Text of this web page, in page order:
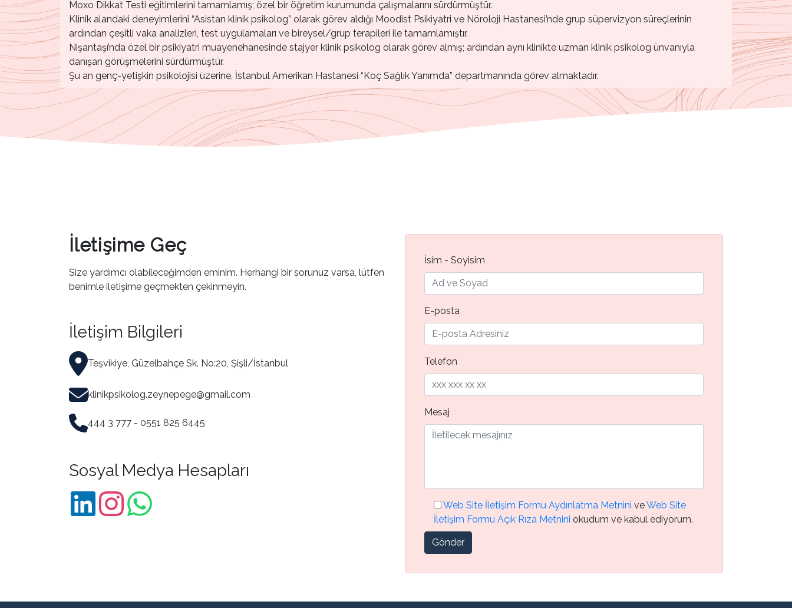
Moxo Dikkat Testi eğitimlerini tamamlamış; özel bir öğretim kurumunda çalışmalarını sürdürmüştür.
Klinik alandaki deneyimlerini “Asistan klinik psikolog” olarak görev aldığı Moodist Psikiyatri ve Nöroloji Hastanesi’nde grup süpervizyon süreçlerinin
ardından çeşitli vaka analizleri, test uygulamaları ve bireysel/grup terapileri ile tamamlamıştır.
Nişantaşı’nda özel bir psikiyatri muayenehanesinde stajyer klinik psikolog olarak görev almış; ardından aynı klinikte uzman klinik psikolog ünvanıyla
danışan görüşmelerini sürdürmüştür.
Şu an genç-yetişkin psikolojisi üzerine, İstanbul Amerikan Hastanesi “Koç Sağlık Yanımda” departmanında görev almaktadır.
İletişime Geç
Size yardımcı olabileceğimden eminim. Herhangi bir sorunuz varsa, lütfen
benimle iletişime geçmekten çekinmeyin.
İletişim Bilgileri
Teşvikiye, Güzelbahçe Sk. No:20, Şişli/İstanbul
klinikpsikolog.zeynepege@gmail.com
444 3 777 - 0551 825 6445
Sosyal Medya Hesapları
İsim - Soyisim
E-posta
Telefon
Mesaj
Web Site İletişim Formu Aydınlatma Metnini veWeb Site
İletişim Formu Açık Rıza Metnini okudum ve kabul ediyorum.